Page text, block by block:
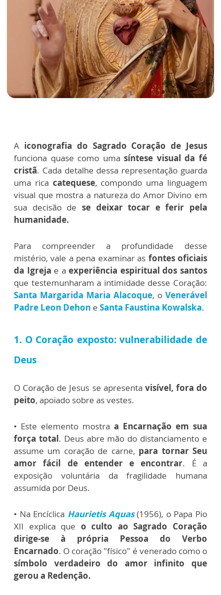
A iconografia do Sagrado Coração de Jesus
funciona quase como umasíntese visual da fé
cristã. Cada detalhe dessa representação guarda
uma rica catequese, compondo uma linguagem
visual que mostra a natureza do Amor Divino em
sua decisão de se deixar tocar e ferir pela
humanidade.
Para compreender a profundidade desse
mistério, vale a pena examinar as fontes oficiais
da Igreja e aexperiência espiritual dos santos
que testemunharam a intimidade desse Coração:
Santa Margarida Maria Alacoque, o Venerável
Padre Leon Dehon e Santa Faustina Kowalska.
1. O Coração exposto: vulnerabilidade de
Deus
O Coração de Jesus se apresenta visível, fora do
peito, apoiado sobre as vestes.
• Este elemento mostra a Encarnação em sua
força total. Deus abre mão do distanciamento e
assume um coração de carne, para tornar Seu
amor fácil de entender e encontrar. É a
exposição voluntária da fragilidade humana
assumida por Deus.
• Na Encíclica Haurietis Aquas (1956), o Papa Pio
XII explica que o culto ao Sagrado Coração
dirige-se à própria Pessoa do Verbo
Encarnado. O coração "físico" é venerado como o
símbolo verdadeiro do amor infinito que
gerou a Redenção.